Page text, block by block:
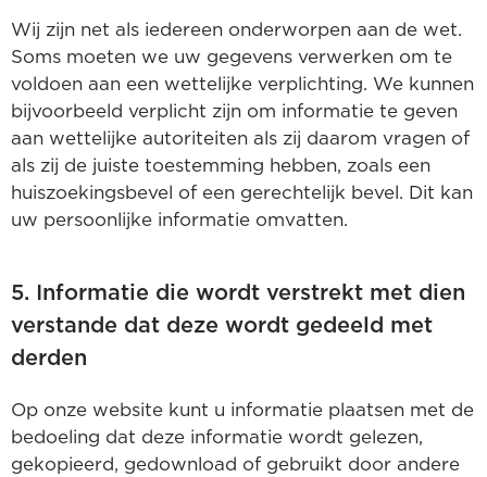
Wij zijn net als iedereen onderworpen aan de wet.
Soms moeten we uw gegevens verwerken om te
voldoen aan een wettelijke verplichting. We kunnen
bijvoorbeeld verplicht zijn om informatie te geven
aan wettelijke autoriteiten als zij daarom vragen of
als zij de juiste toestemming hebben, zoals een
huiszoekingsbevel of een gerechtelijk bevel. Dit kan
uw persoonlijke informatie omvatten.
5. Informatie die wordt verstrekt met dien
verstande dat deze wordt gedeeld met
derden
Op onze website kunt u informatie plaatsen met de
bedoeling dat deze informatie wordt gelezen,
gekopieerd, gedownload of gebruikt door andere